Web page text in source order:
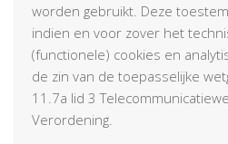
worden gebruikt. Deze
indien en voor zover het
(functionele) cookies en
de zin van de toepasselijke
11.7a lid 3
Verordening.